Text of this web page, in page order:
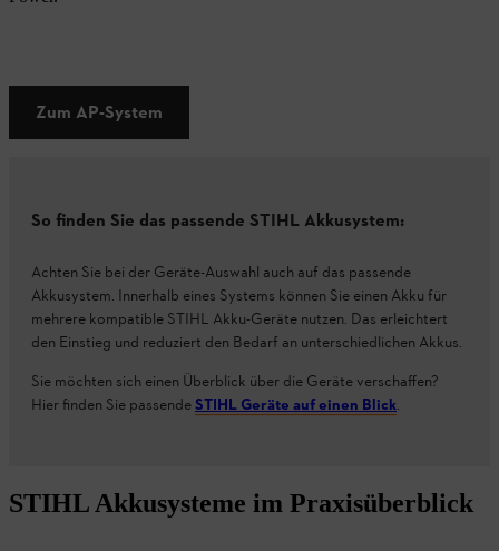
Zum AP-System
So finden Sie das passende STIHL Akkusystem:
Achten Sie bei der Geräte-Auswahl auch auf das passende
Akkusystem. Innerhalb eines Systems können Sie einen Akku für
mehrere kompatible STIHL Akku-Geräte nutzen. Das erleichtert
den Einstieg und reduziert den Bedarf an unterschiedlichen Akkus.
Sie möchten sich einen Überblick über die Geräte verschaffen?
Hier finden Sie passendeSTIHL Geräte auf einen Blick.
STIHL Akkusysteme im Praxisüberblick